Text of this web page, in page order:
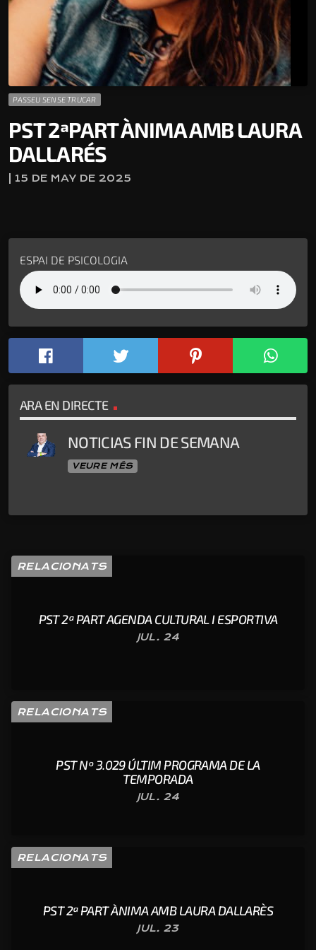
PASSEU SENSE TRUCAR
PST 2ªPART ÀNIMA AMB LAURA
DALLARÉS
| 15 DE MAY DE 2025
ESPAI DE PSICOLOGIA
ARA EN DIRECTE
NOTICIAS FIN DE SEMANA
VEURE MÉS
RELACIONATS
PST 2ª PART AGENDA CULTURAL I ESPORTIVA
JUL. 24
RELACIONATS
PST Nº 3.029 ÚLTIM PROGRAMA DE LA
TEMPORADA
JUL. 24
RELACIONATS
PST 2ª PART ÀNIMA AMB LAURA DALLARÈS
JUL. 23